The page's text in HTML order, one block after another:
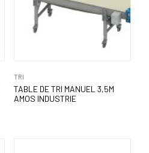
TRI
TABLE DE TRI MANUEL 3,5M
AMOS INDUSTRIE